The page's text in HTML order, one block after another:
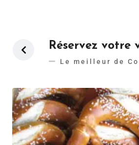
Réservez votre
Le meilleur de